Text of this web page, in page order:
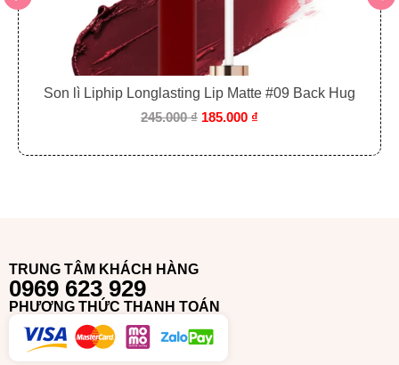
01 Không lo lây lan – Giữ màu lâu
dài
Sản phẩm
bám dính chặt chẽ trên da, giữ màu lâu suốt cả
ngày mà không lo bị nhòe hay lây lan. Bạn có thể tự tin với
đôi mắt đẹp ngay cả khi gặp phải các yếu tố tác động bên
Với đầu cọ siêu mỏng và linh hoạt,
giúp bạn dễ dàng vẽ những đường kẻ mắt mỏng nhẹ nhàng
hay dày đậm tùy thích. Cọ đàn hồi mang lại sự chính xác tối
đa. Cọ Liphip giúp bạn kiểm soát dễ dàng độ dày và độ nét
Son lì Liphip Longlasting Lip Matte #09 Back Hug
245.000₫ 185.000 ₫
TRUNG TÂM KHÁCH HÀNG
0969 623 929
PHƯƠNG THỨC THANH TOÁN